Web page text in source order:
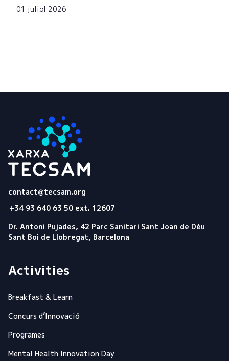
01 juliol 2026
contact@tecsam.org
+34 93 640 63 50 ext. 12607
Dr. Antoni Pujades, 42 Parc Sanitari Sant Joan de Déu
Sant Boi de Llobregat, Barcelona
Activities
Breakfast & Learn
Concurs d’Innovació
Programes
Mental Health Innovation Day